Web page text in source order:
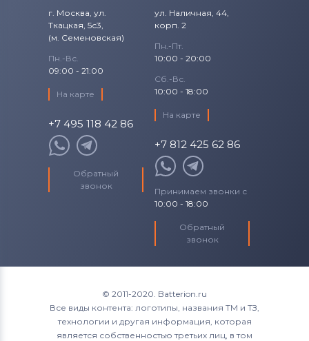
Вентиляторы (кулеры)Toshiba
Вентиляторы (кулеры)Acer
Вентиляторы (кулеры)
Вентиляторы (кулеры)
Вентиляторы (кулеры)Alienware
Вентиляторы (кулеры)Casper
г. Москва, ул.
Ткацкая, 5с3,
(м. Семеновская)
Пн.-Вс.
09:00 - 21:00
На карте
+7 495 118 42 86
Обратный
звонок
ул. Наличная, 44,
корп. 2
Пн.-Пт.
10:00 - 20:00
Сб.-Вс.
10:00 - 18:00
На карте
+7 812 425 62 86
Принимаем звонки с
10:00 - 18:00
Обратный
звонок
© 2011-2020. Batterion.ru
Все виды контента: логотипы, названия ТМ и ТЗ,
технологии и другая информация, которая
является собственностью третьих лиц, в том